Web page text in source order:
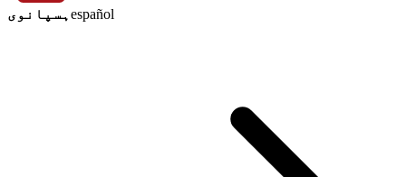
ہسپانوی español